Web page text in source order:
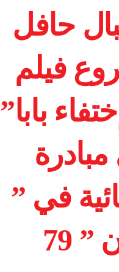
حافل
فيلم
بابا”
في ”
” 79